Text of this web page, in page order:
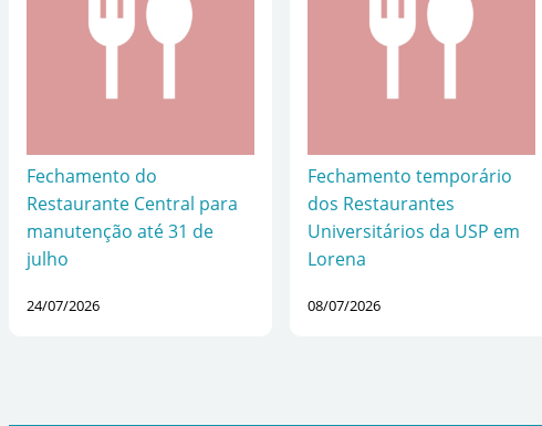
Fechamento do
Restaurante Central para
manutenção até 31 de
julho
24/07/2026
Fechamento temporário
dos Restaurantes
Universitários da USP em
Lorena
08/07/2026